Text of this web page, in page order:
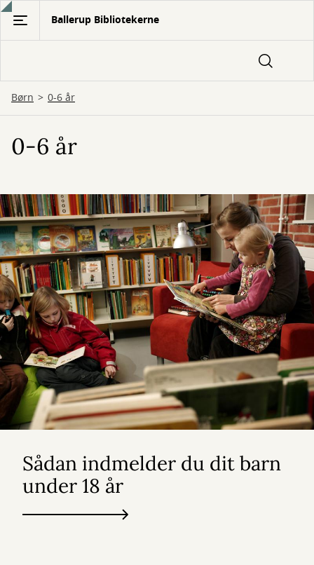
Gå
hovedindhold
Ballerup Bibliotekerne
Børn 0-6 år
0-6 år
Sådan indmelder du dit barn
under 18 år